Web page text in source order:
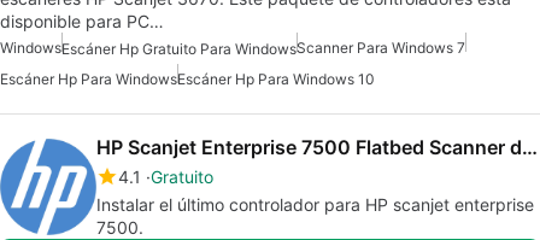
disponible para PC…
WindowsEscáner Hp Gratuito Para WindowsScanner Para Windows 7
Escáner Hp Para WindowsEscáner Hp Para Windows 10
HP Scanjet Enterprise 7500 Flatbed Scanner drivers
4.1 Gratuito
Instalar el último controlador para HP scanjet enterprise
7500.